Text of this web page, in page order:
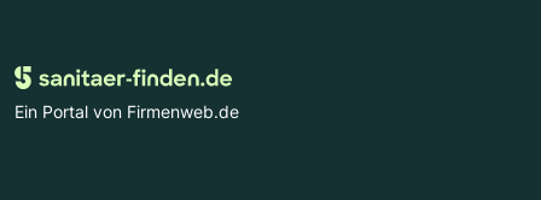
Ein Portal von Firmenweb.de